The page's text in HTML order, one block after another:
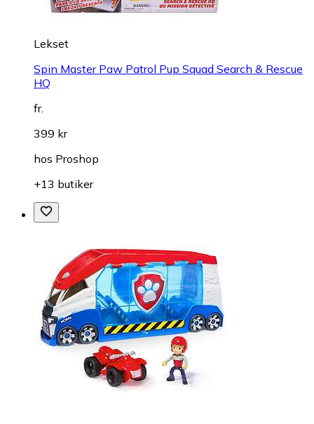
Lekset
Spin Master Paw Patrol Pup Squad Search & Rescue
HQ
fr.
399 kr
hos Proshop
+13 butiker